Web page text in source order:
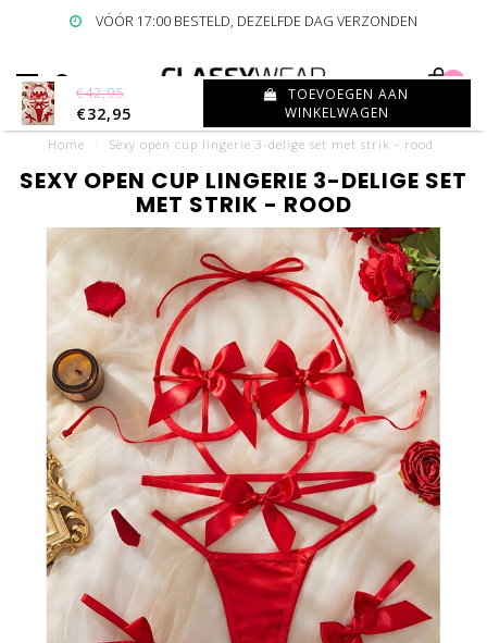
VÓÓR 17:00 BESTELD, DEZELFDE DAG VERZONDEN
0
Home Sexy open cup lingerie 3-delige set met strik - rood
€42,95
€32,95
TOEVOEGEN AAN
WINKELWAGEN
SEXY OPEN CUP LINGERIE 3-DELIGE SET
MET STRIK - ROOD